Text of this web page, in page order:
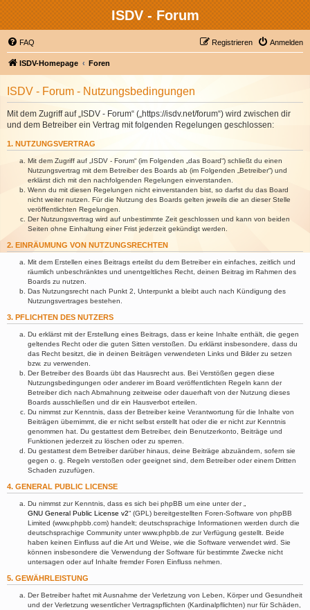
ISDV - Forum
FAQ Anmelden
Registrieren
ISDV-Homepage Foren
ISDV - Forum - Nutzungsbedingungen
Mit dem Zugriff auf „ISDV - Forum“ („https://isdv.net/forum“) wird zwischen dir
und dem Betreiber ein Vertrag mit folgenden Regelungen geschlossen:
1. NUTZUNGSVERTRAG
Mit dem Zugriff auf „ISDV - Forum“ (im Folgenden „das Board“) schließt du einen
Nutzungsvertrag mit dem Betreiber des Boards ab (im Folgenden „Betreiber“) und
erklärst dich mit den nachfolgenden Regelungen einverstanden.
Wenn du mit diesen Regelungen nicht einverstanden bist, so darfst du das Board
nicht weiter nutzen. Für die Nutzung des Boards gelten jeweils die an dieser Stelle
veröffentlichten Regelungen.
Der Nutzungsvertrag wird auf unbestimmte Zeit geschlossen und kann von beiden
Seiten ohne Einhaltung einer Frist jederzeit gekündigt werden.
2. EINRÄUMUNG VON NUTZUNGSRECHTEN
Mit dem Erstellen eines Beitrags erteilst du dem Betreiber ein einfaches, zeitlich und
räumlich unbeschränktes und unentgeltliches Recht, deinen Beitrag im Rahmen des
Boards zu nutzen.
Das Nutzungsrecht nach Punkt 2, Unterpunkt a bleibt auch nach Kündigung des
Nutzungsvertrages bestehen.
3. PFLICHTEN DES NUTZERS
Du erklärst mit der Erstellung eines Beitrags, dass er keine Inhalte enthält, die gegen
geltendes Recht oder die guten Sitten verstoßen. Du erklärst insbesondere, dass du
das Recht besitzt, die in deinen Beiträgen verwendeten Links und Bilder zu setzen
bzw. zu verwenden.
Der Betreiber des Boards übt das Hausrecht aus. Bei Verstößen gegen diese
Nutzungsbedingungen oder anderer im Board veröffentlichten Regeln kann der
Betreiber dich nach Abmahnung zeitweise oder dauerhaft von der Nutzung dieses
Boards ausschließen und dir ein Hausverbot erteilen.
Du nimmst zur Kenntnis, dass der Betreiber keine Verantwortung für die Inhalte von
Beiträgen übernimmt, die er nicht selbst erstellt hat oder die er nicht zur Kenntnis
genommen hat. Du gestattest dem Betreiber, dein Benutzerkonto, Beiträge und
Funktionen jederzeit zu löschen oder zu sperren.
Du gestattest dem Betreiber darüber hinaus, deine Beiträge abzuändern, sofern sie
gegen o. g. Regeln verstoßen oder geeignet sind, dem Betreiber oder einem Dritten
Schaden zuzufügen.
4. GENERAL PUBLIC LICENSE
Du nimmst zur Kenntnis, dass es sich bei phpBB um eine unter der „
GNU General Public License v2“ (GPL) bereitgestellten Foren-Software von phpBB
Limited (www.phpbb.com) handelt; deutschsprachige Informationen werden durch die
deutschsprachige Community unter www.phpbb.de zur Verfügung gestellt. Beide
haben keinen Einfluss auf die Art und Weise, wie die Software verwendet wird. Sie
können insbesondere die Verwendung der Software für bestimmte Zwecke nicht
untersagen oder auf Inhalte fremder Foren Einfluss nehmen.
5. GEWÄHRLEISTUNG
Der Betreiber haftet mit Ausnahme der Verletzung von Leben, Körper und Gesundheit
und der Verletzung wesentlicher Vertragspflichten (Kardinalpflichten) nur für Schäden,